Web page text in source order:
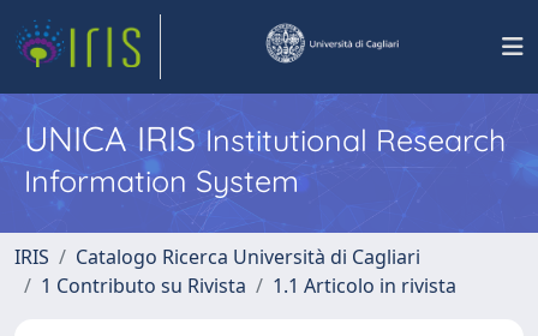
UNICA IRISInstitutional Research
Information System
IRIS
Catalogo Ricerca Università di Cagliari
1 Contributo su Rivista
1.1 Articolo in rivista